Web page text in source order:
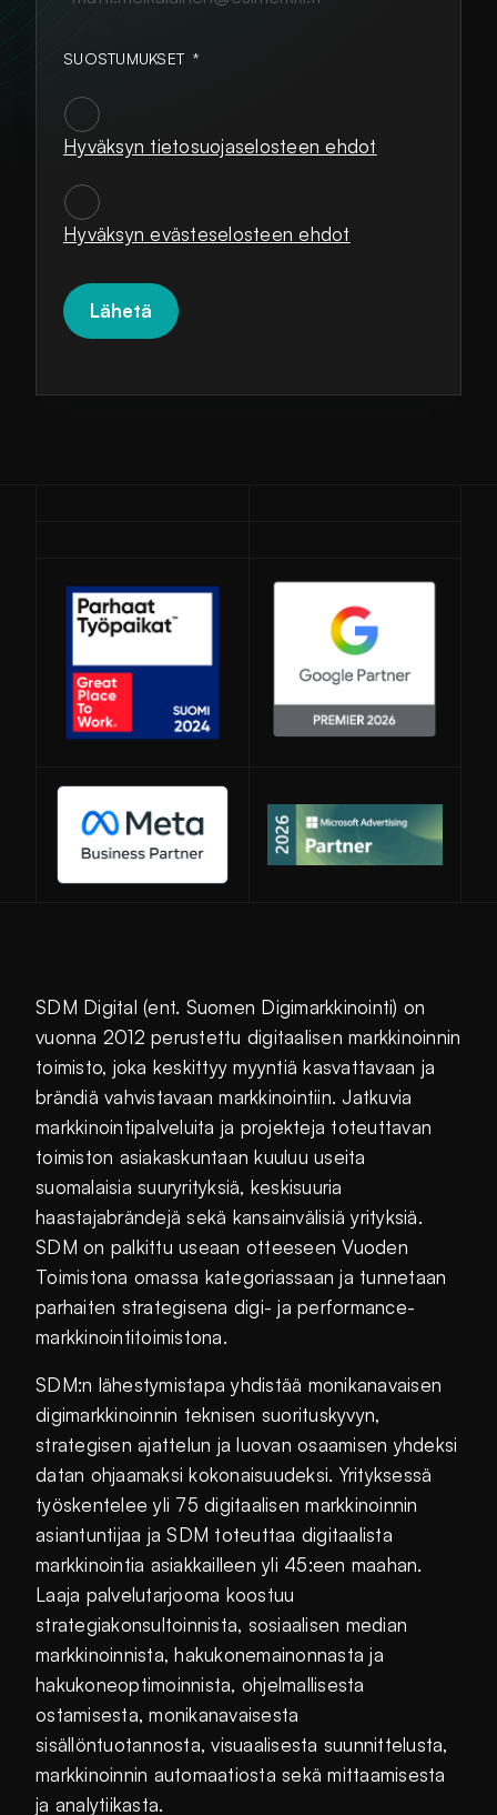
SUOSTUMUKSET *
Hyväksyn tietosuojaselosteen ehdot
SUOSTUMUKSET
Hyväksyn evästeselosteen ehdot
Avautuu uuteen ikkunaan
SDM Digital (ent. Suomen Digimarkkinointi) on
vuonna 2012 perustettu digitaalisen markkinoinnin
toimisto, joka keskittyy myyntiä kasvattavaan ja
brändiä vahvistavaan markkinointiin. Jatkuvia
markkinointipalveluita ja projekteja toteuttavan
toimiston asiakaskuntaan kuuluu useita
suomalaisia suuryrityksiä, keskisuuria
haastajabrändejä sekä kansainvälisiä yrityksiä.
SDM on palkittu useaan otteeseen Vuoden
Toimistona omassa kategoriassaan ja tunnetaan
parhaiten strategisena digi- ja performance-
markkinointitoimistona.
SDM:n lähestymistapa yhdistää monikanavaisen
digimarkkinoinnin teknisen suorituskyvyn,
strategisen ajattelun ja luovan osaamisen yhdeksi
datan ohjaamaksi kokonaisuudeksi. Yrityksessä
työskentelee yli 75 digitaalisen markkinoinnin
asiantuntijaa ja SDM toteuttaa digitaalista
markkinointia asiakkailleen yli 45:een maahan.
Laaja palvelutarjooma koostuu
strategiakonsultoinnista, sosiaalisen median
markkinoinnista, hakukonemainonnasta ja
hakukoneoptimoinnista, ohjelmallisesta
ostamisesta, monikanavaisesta
sisällöntuotannosta, visuaalisesta suunnittelusta,
markkinoinnin automaatiosta sekä mittaamisesta
ja analytiikasta.